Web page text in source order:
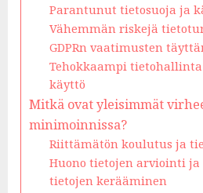
Parantunut tietosuoja ja
Vähemmän riskejä
GDPRn vaatimusten
Tehokkaampi
käyttö
Mitkä ovat yleisimmät
minimoinnissa?
Riittämätön koulutus ja
Huono tietojen arviointi
tietojen kerääminen